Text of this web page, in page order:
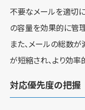
不要なメールを適切に
の容量を効果的に管理
また、メールの総数
が短縮され、より効率
対応優先度の把握